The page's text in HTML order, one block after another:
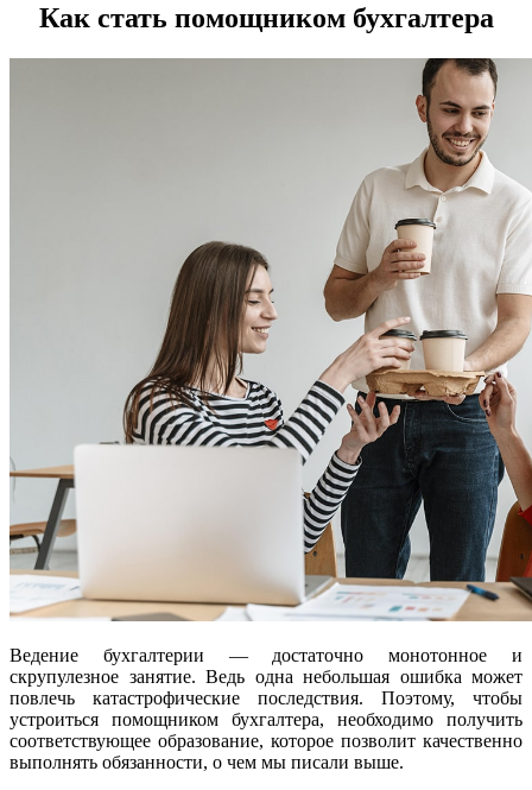
Как стать помощником бухгалтера
Ведение бухгалтерии — достаточно монотонное и
скрупулезное занятие. Ведь одна небольшая ошибка может
повлечь катастрофические последствия. Поэтому, чтобы
устроиться помощником бухгалтера, необходимо получить
соответствующее образование, которое позволит качественно
выполнять обязанности, о чем мы писали выше.